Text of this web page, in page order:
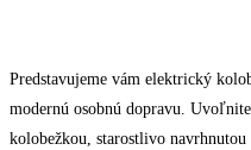
Predstavujeme vám elektrický
modernú osobnú dopravu.
kolobežkou, starostlivo